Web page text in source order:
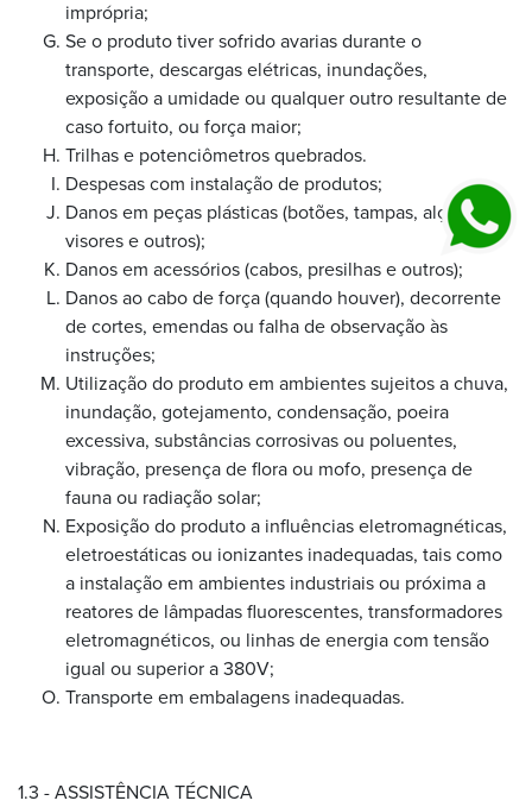
imprópria;
Se o produto tiver sofrido avarias durante o
transporte, descargas elétricas, inundações,
exposição a umidade ou qualquer outro resultante de
caso fortuito, ou força maior;
Trilhas e potenciômetros quebrados.
Despesas com instalação de produtos;
Danos em peças plásticas (botões, tampas, alças,
visores e outros);
Danos em acessórios (cabos, presilhas e outros);
Danos ao cabo de força (quando houver), decorrente
de cortes, emendas ou falha de observação às
instruções;
Utilização do produto em ambientes sujeitos a chuva,
inundação, gotejamento, condensação, poeira
excessiva, substâncias corrosivas ou poluentes,
vibração, presença de flora ou mofo, presença de
fauna ou radiação solar;
Exposição do produto a influências eletromagnéticas,
eletroestáticas ou ionizantes inadequadas, tais como
a instalação em ambientes industriais ou próxima a
reatores de lâmpadas fluorescentes, transformadores
eletromagnéticos, ou linhas de energia com tensão
igual ou superior a 380V;
Transporte em embalagens inadequadas.
1.3 - ASSISTÊNCIA TÉCNICA